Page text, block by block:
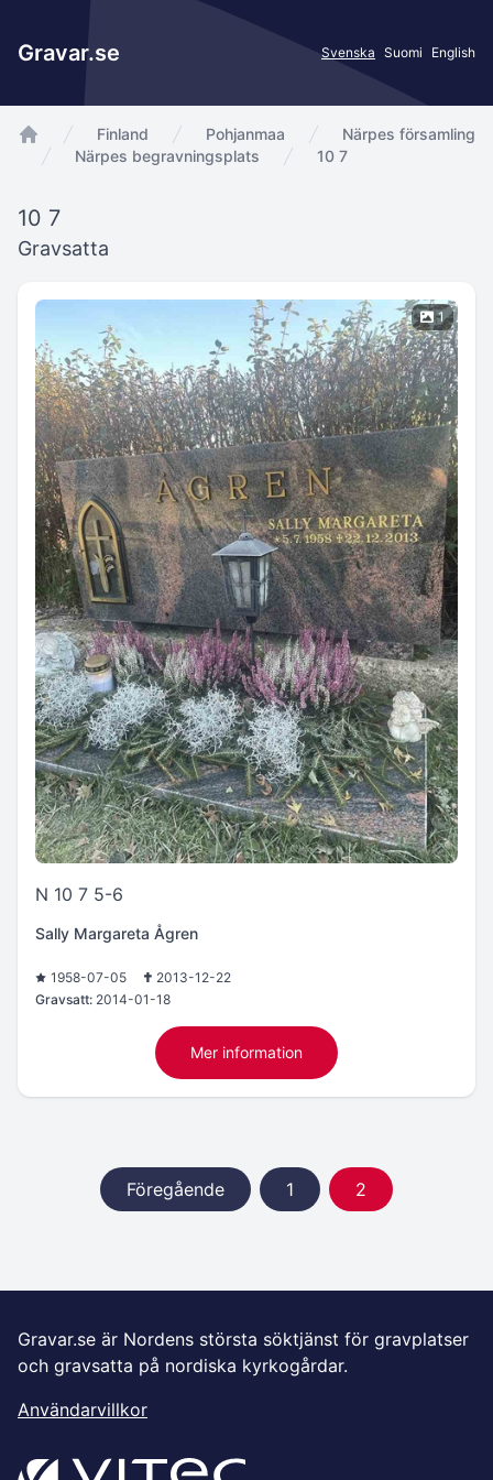
Gravar.se Svenska Suomi English
app.Start
Finland Pohjanmaa
Närpes församling
Närpes begravningsplats
10 7
10 7
Gravsatta
1
N 10 7 5-6
Sally Margareta Ågren
1958-07-05
2013-12-22
Gravsatt: 2014-01-18
Mer information
Föregående 1 2
Gravar.se är Nordens största söktjänst för gravplatser
och gravsatta på nordiska kyrkogårdar.
Användarvillkor